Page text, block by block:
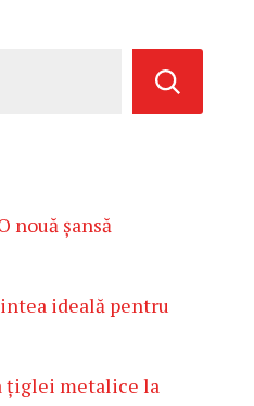
nouă șansă
ideală pentru
țiglei metalice la